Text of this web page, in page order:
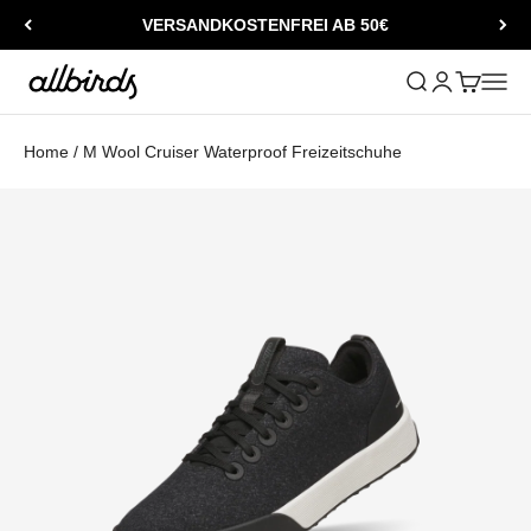
VERSANDKOSTENFREI AB 50€
Allbirds Suche öffnen
Home / M Wool Cruiser Waterproof Freizeitschuhe